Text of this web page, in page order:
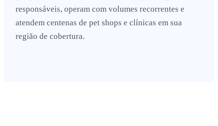
responsáveis, operam com volumes recorrentes e
atendem centenas de pet shops e clínicas em sua
região de cobertura.